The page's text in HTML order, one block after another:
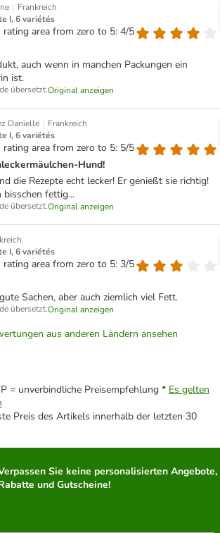
| Frankreich
I, 6 variétés
rating area from zero to 5: 4/5
auch wenn in manchen Packungen ein
ist.
übersetzt.Original anzeigen
Danielle | Frankreich
I, 6 variétés
rating area from zero to 5: 5/5
Hund!
die Rezepte echt lecker! Er genießt sie richtig!
bisschen fettig...
übersetzt.Original anzeigen
I, 6 variétés
rating area from zero to 5: 3/5
Sachen, aber auch ziemlich viel Fett.
übersetzt.Original anzeigen
aus anderen Ländern ansehen
= unverbindliche Preisempfehlung * Es gelten
Preis des Artikels innerhalb der letzten 30
Sie keine personalisierten Angebote,
und Gutscheine!